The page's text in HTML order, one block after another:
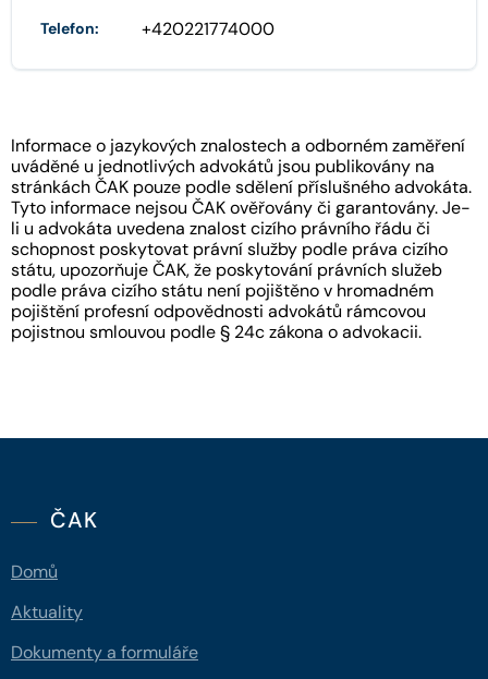
Telefon: +420221774000
Informace o jazykových znalostech a odborném zaměření
uváděné u jednotlivých advokátů jsou publikovány na
stránkách ČAK pouze podle sdělení příslušného advokáta.
Tyto informace nejsou ČAK ověřovány či garantovány. Je-
li u advokáta uvedena znalost cizího právního řádu či
schopnost poskytovat právní služby podle práva cizího
státu, upozorňuje ČAK, že poskytování právních služeb
podle práva cizího státu není pojištěno v hromadném
pojištění profesní odpovědnosti advokátů rámcovou
pojistnou smlouvou podle § 24c zákona o advokacii.
ČAK
Domů
Aktuality
Dokumenty a formuláře